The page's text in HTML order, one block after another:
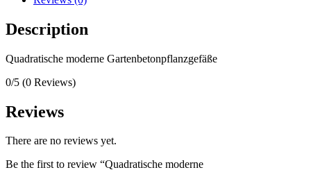
Description
Quadratische moderne Gartenbetonpflanzgefäße
0/5 (0 Reviews)
Reviews
There are no reviews yet.
Be the first to review “Quadratische moderne